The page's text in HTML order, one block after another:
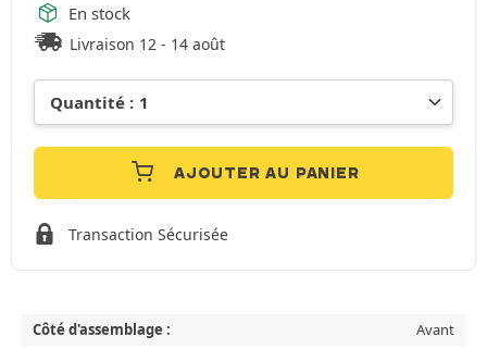
En stock
Livraison 12 - 14 août
AJOUTER AU PANIER
Transaction Sécurisée
Côté d'assemblage :
Avant